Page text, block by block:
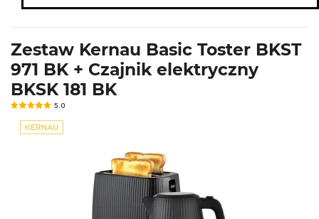
Zestaw Kernau Basic Toster BKST
971 BK + Czajnik elektryczny
BKSK 181 BK
5.0